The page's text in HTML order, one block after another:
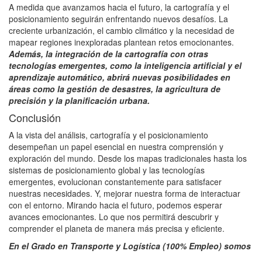
A medida que avanzamos hacia el futuro, la cartografía y el
posicionamiento seguirán enfrentando nuevos desafíos. La
creciente urbanización, el cambio climático y la necesidad de
mapear regiones inexploradas plantean retos emocionantes.
Además, la integración de la cartografía con otras
tecnologías emergentes, como la inteligencia artificial y el
aprendizaje automático, abrirá nuevas posibilidades en
áreas como la gestión de desastres, la agricultura de
precisión y la planificación urbana.
Conclusión
A la vista del análisis, cartografía y el posicionamiento
desempeñan un papel esencial en nuestra comprensión y
exploración del mundo. Desde los mapas tradicionales hasta los
sistemas de posicionamiento global y las tecnologías
emergentes, evolucionan constantemente para satisfacer
nuestras necesidades. Y, mejorar nuestra forma de interactuar
con el entorno. Mirando hacia el futuro, podemos esperar
avances emocionantes. Lo que nos permitirá descubrir y
comprender el planeta de manera más precisa y eficiente.
En el Grado en Transporte y Logística (100% Empleo) somos